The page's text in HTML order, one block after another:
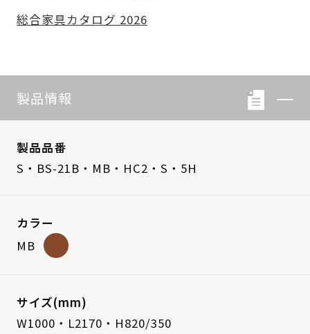
総合家具カタログ 2026
製品情報
製品品番
S・BS-21B・MB・HC2・S・5H
カラー
MB
サイズ(mm)
W1000・L2170・H820/350